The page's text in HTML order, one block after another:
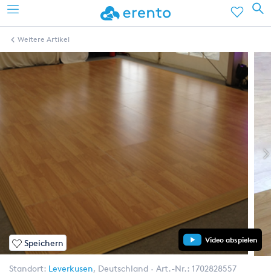
Weitere Artikel
Speichern Video abspielen
Standort: Leverkusen, Deutschland Art.-Nr.: 1702828557